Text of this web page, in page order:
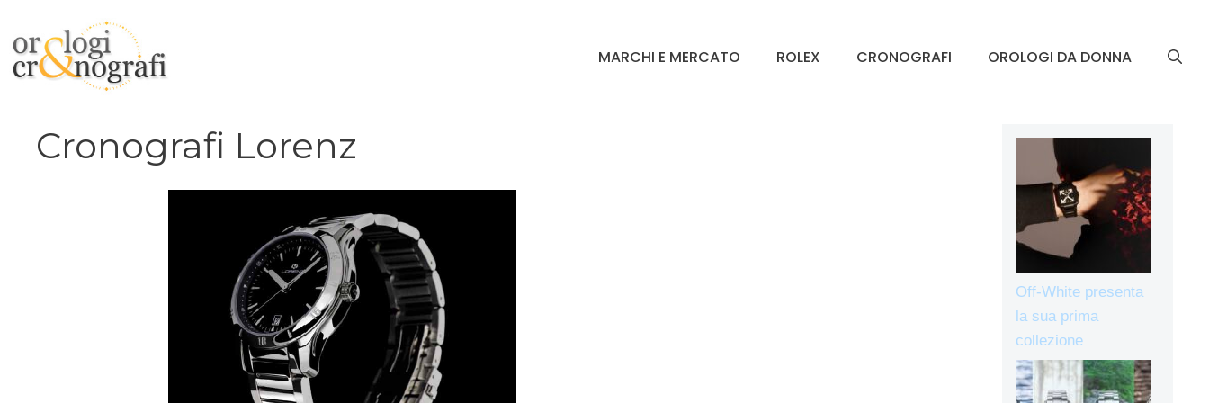
contenuto
MARCHI E MERCATO ROLEX CRONOGRAFI OROLOGI DA DONNA
Cronografi Lorenz
Off-White presenta
la sua prima
collezione